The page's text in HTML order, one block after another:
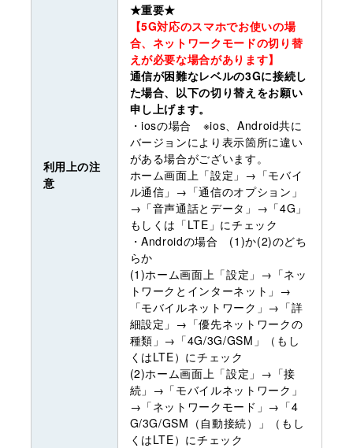
利用上の注
意
★重要★
【5G対応のスマホでお使いの場
合、ネットワークモードの切り替
えが必要な場合があります】
通信が困難なレベルの3Gに接続し
た場合、以下の切り替えをお願い
申し上げます。
・iosの場合 ※ios、Android共に
バージョンにより表示箇所に違い
がある場合がございます。
ホーム画面上「設定」→「モバイ
ル通信」→「通信のオプション」
→「音声通話とデータ」→「4G」
もしくは「LTE」にチェック
・Androidの場合 (1)か(2)のどち
らか
(1)ホーム画面上「設定」→「ネッ
トワークとインターネット」→
「モバイルネットワーク」→「詳
細設定」→「優先ネットワークの
種類」→「4G/3G/GSM」（もし
くはLTE）にチェック
(2)ホーム画面上「設定」→「接
続」→「モバイルネットワーク」
→「ネットワークモード」→「4
G/3G/GSM（自動接続）」（もし
くはLTE）にチェック